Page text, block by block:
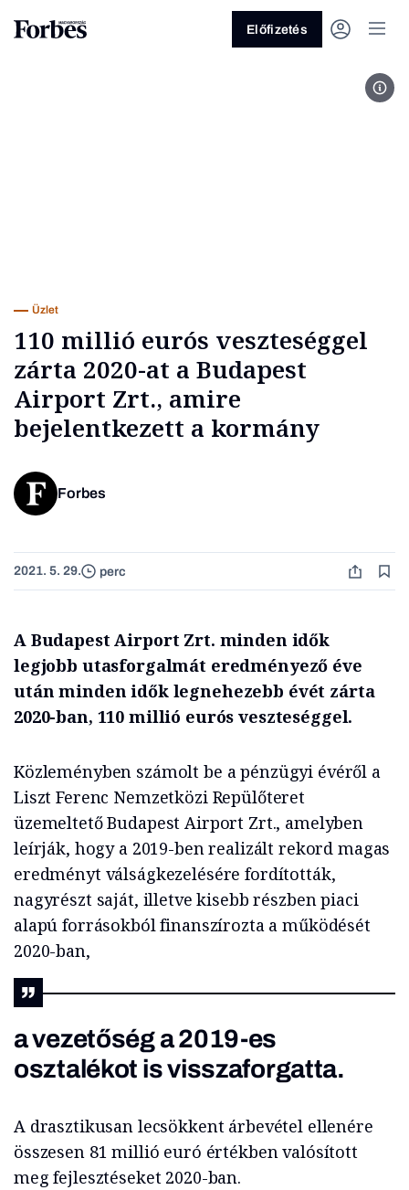
Előfizetés
Üzlet
110 millió eurós veszteséggel
zárta 2020-at a Budapest
Airport Zrt., amire
bejelentkezett a kormány
Forbes
2021. 5. 29. perc
A Budapest Airport Zrt. minden idők
legjobb utasforgalmát eredményező éve
után minden idők legnehezebb évét zárta
2020-ban, 110 millió eurós veszteséggel.
Közleményben számolt be a pénzügyi évéről a
Liszt Ferenc Nemzetközi Repülőteret
üzemeltető Budapest Airport Zrt., amelyben
leírják, hogy a 2019-ben realizált rekord magas
eredményt válságkezelésére fordították,
nagyrészt saját, illetve kisebb részben piaci
alapú forrásokból finanszírozta a működését
2020-ban,
a vezetőség a 2019-es
osztalékot is visszaforgatta.
A drasztikusan lecsökkent árbevétel ellenére
összesen 81 millió euró értékben valósított
meg fejlesztéseket 2020-ban.